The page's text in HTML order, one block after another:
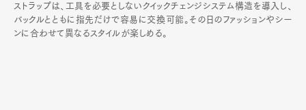
ストラップは、工具を必要としないクイックチェンジシステム構造を導入し、
バックルとともに指先だけで容易に交換可能。その日のファッションやシー
ンに合わせて異なるスタイルが楽しめる。